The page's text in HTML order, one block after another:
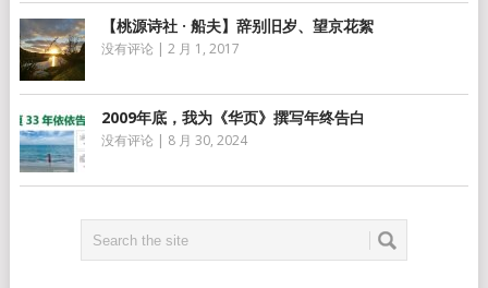
【桃源诗社 · 船夫】辞别旧岁、望京花絮
没有评论 | 2 月 1, 2017
2009年底，我为《华页》撰写年终告白
没有评论 | 8 月 30, 2024